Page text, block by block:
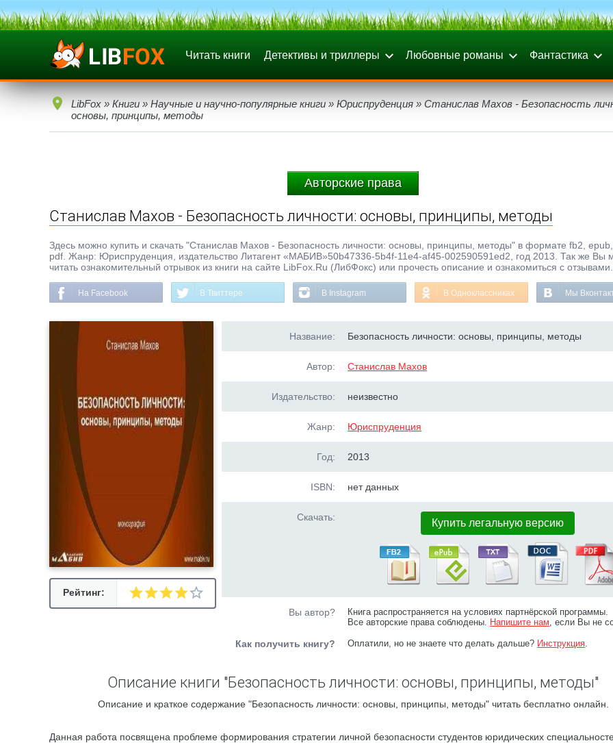
Читать книги Детективы и триллеры Любовные романы Фантастика
LibFox » Книги » Научные и научно-популярные книги » Юриспруденция » Станислав Махов - Безопасность
основы, принципы, методы
Авторские права
Станислав Махов - Безопасность личности: основы, принципы, методы
Здесь можно купить и скачать "Станислав Махов - Безопасность личности: основы, принципы, методы" в формате fb2,
pdf. Жанр: Юриспруденция, издательство Литагент «МАБИВ»50b47336-5b4f-11e4-af45-002590591ed2, год 2013. Так же Вы
читать ознакомительный отрывок из книги на сайте LibFox.Ru (ЛибФокс) или прочесть описание и ознакомиться с отзывами.
На Facebook В Твиттере В Instagram В Одноклассниках Мы
Рейтинг:
Название: Безопасность личности: основы, принципы, методы
Автор: Станислав Махов
Издательство: неизвестно
Жанр: Юриспруденция
Год: 2013
ISBN: нет данных
Скачать: Купить легальную версию
Вы автор?
Книга распространяется на условиях партнёрской программы.
Все авторские права соблюдены. Напишите нам, если Вы не
Как получить книгу? Оплатили, но не знаете что делать дальше? Инструкция.
Описание книги "Безопасность личности: основы, принципы, методы"
Описание и краткое содержание "Безопасность личности: основы, принципы, методы" читать бесплатно онлайн.
Данная работа посвящена проблеме формирования стратегии личной безопасности студентов юридических